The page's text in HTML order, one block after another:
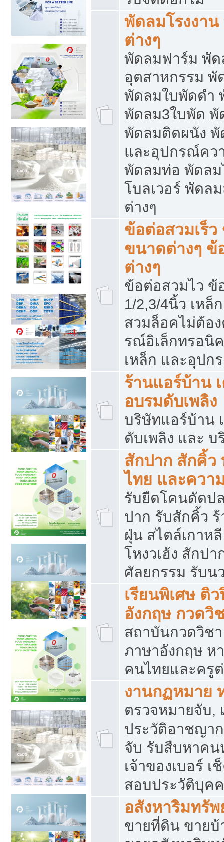
พัดลมโรงงา
ต่างๆ
พัดลมฟาร์ม พัด
อุตสาหกรรม
พัดลมใบพัดดำ
พัดลม3ใบพัด พั
พัดลมติดผนัง
และอุปกรณ์คว
พัดลมท่อ พัดลม
โบลเวอร์ พัดล
ต่างๆ
ข้อต่อสวมเร็
ขนาดต่างๆ ข้
ต่างๆ
ข้อต่อสวมไว ข้
1/2,3/4นิ้ว เหล็
สวมล็อคไม่ต้อ
รณ์อิเล็กทรอนิ
เหล็ก และอุปก
ร้านแอร์บ้าน
อบรมดับเพลิง
บริษัทแอร์บ้าน
ดับเพลิง และ
สักปาก สักคิ้
ไทย และควา
รับยืดโคนดัดป
ปาก รับสักคิ้ว
ฝุ่น สไตล์เกาห
โหงวเฮ้ง สักป
ศัลยกรรม รับน
เรียนพิเศษ ติ
อังกฤษ กวดวิ
สถาบันกวดวิช
ภาษาอังกฤษ ห
คนไทยและครู
งานกฏหมาย
ตรวจหมายจับ,
ประวัติอาชญา
จับ รับสืบหาคน
เจ้าของเบอร์
สอบประวัติบุค
อสังหาริมทรัพ
ขายที่ดิน ขายบ้